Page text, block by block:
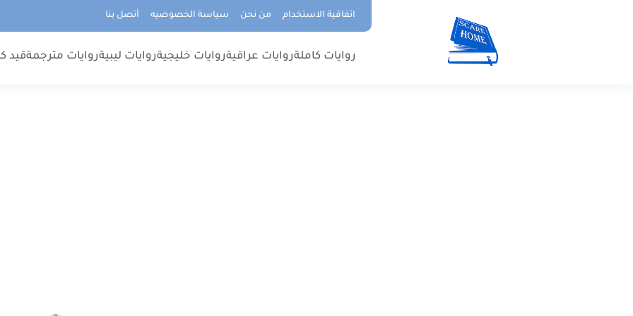
اتفاقية الاستخدام من نحن سياسة الخصوصيه أتصل بنا
روايات كاملةروايات عراقيةروايات خليجيةروايات ليبيةروايات مترجمةقيد